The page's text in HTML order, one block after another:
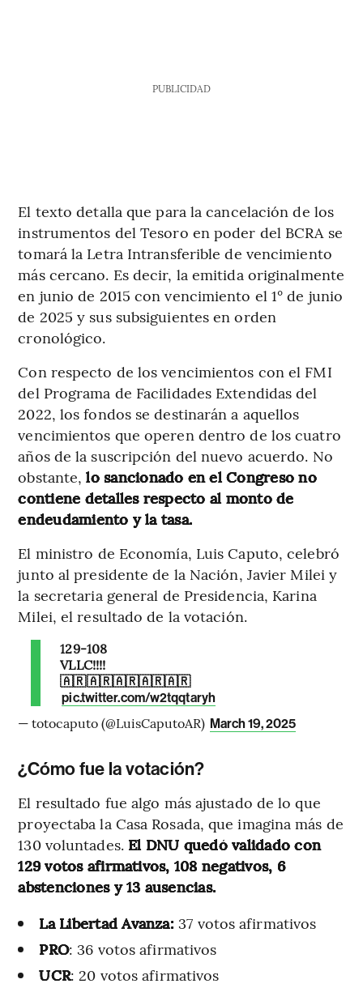
PUBLICIDAD
El texto detalla que para la cancelación de los
instrumentos del Tesoro en poder del BCRA se
tomará la Letra Intransferible de vencimiento
más cercano. Es decir, la emitida originalmente
en junio de 2015 con vencimiento el 1° de junio
de 2025 y sus subsiguientes en orden
cronológico.
Con respecto de los vencimientos con el FMI
del Programa de Facilidades Extendidas del
2022, los fondos se destinarán a aquellos
vencimientos que operen dentro de los cuatro
años de la suscripción del nuevo acuerdo. No
obstante,lo sancionado en el Congreso no
contiene detalles respecto al monto de
endeudamiento y la tasa.
El ministro de Economía, Luis Caputo, celebró
junto al presidente de la Nación, Javier Milei y
la secretaria general de Presidencia, Karina
Milei, el resultado de la votación.
129-108
VLLC!!!!
🇦🇷🇦🇷🇦🇷🇦🇷🇦🇷
pic.twitter.com/w2tqqtaryh
— totocaputo (@LuisCaputoAR) March 19, 2025
¿Cómo fue la votación?
El resultado fue algo más ajustado de lo que
proyectaba la Casa Rosada, que imagina más de
130 voluntades. El DNU quedó validado con
129 votos afirmativos, 108 negativos, 6
abstenciones y 13 ausencias.
La Libertad Avanza:37 votos afirmativos
PRO: 36 votos afirmativos
UCR: 20 votos afirmativos